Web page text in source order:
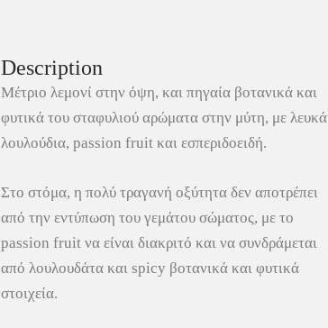
Description
Μέτριο λεμονί στην όψη, και πηγαία βοτανικά και
φυτικά του σταφυλιού αρώματα στην μύτη, με λευκά
λουλούδια, passion fruit και εσπεριδοειδή.
Στο στόμα, η πολύ τραγανή οξύτητα δεν αποτρέπει
από την εντύπωση του γεμάτου σώματος, με το
passion fruit να είναι διακριτό και να συνδράμεται
από λουλουδάτα και spicy βοτανικά και φυτικά
στοιχεία.